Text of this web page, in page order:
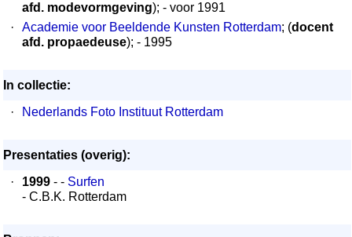
afd. modevormgeving); - voor 1991
·
Academie voor Beeldende Kunsten Rotterdam; (docent
afd. propaedeuse); - 1995
In collectie:
·
Nederlands Foto Instituut Rotterdam
Presentaties (overig):
·
1999 - - Surfen
- C.B.K. Rotterdam